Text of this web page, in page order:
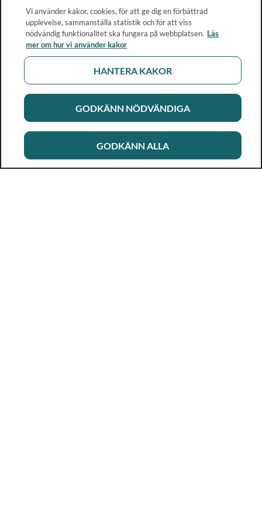
Vi använder kakor, cookies, för att ge dig en förbättrad
upplevelse, sammanställa statistik och för att viss
nödvändig funktionalitet ska fungera på webbplatsen. Läs
mer om hur vi använder kakor
HANTERA KAKOR
GODKÄNN NÖDVÄNDIGA
GODKÄNN ALLA